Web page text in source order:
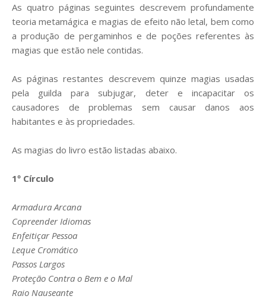
As quatro páginas seguintes descrevem profundamente
teoria metamágica e magias de efeito não letal, bem como
a produção de pergaminhos e de poções referentes às
magias que estão nele contidas.
As páginas restantes descrevem quinze magias usadas
pela guilda para subjugar, deter e incapacitar os
causadores de problemas sem causar danos aos
habitantes e às propriedades.
As magias do livro estão listadas abaixo.
1º Círculo
Armadura Arcana
Copreender Idiomas
Enfeitiçar Pessoa
Leque Cromático
Passos Largos
Proteção Contra o Bem e o Mal
Raio Nauseante